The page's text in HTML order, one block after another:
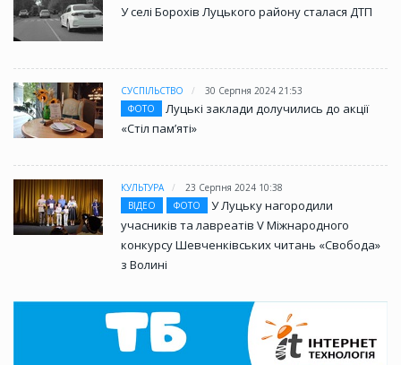
У селі Борохів Луцького району сталася ДТП
СУСПІЛЬСТВО
30 Серпня 2024 21:53
ФОТО
Луцькі заклади долучились до акції
«Стіл памʼяті»
КУЛЬТУРА
23 Серпня 2024 10:38
ВІДЕО
ФОТО
У Луцьку нагородили
учасників та лавреатів V Міжнародного
конкурсу Шевченківських читань «Свобода»
з Волині